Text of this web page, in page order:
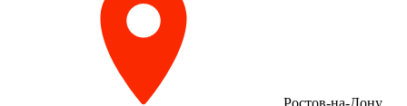
Ростов-на-Дону